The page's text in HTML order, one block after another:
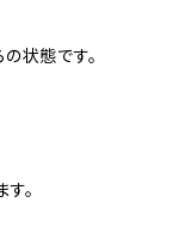
状態です。
。